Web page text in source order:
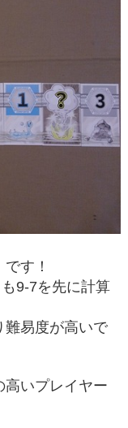
す！
9-7を先に計算
難易度が高いで
高いプレイヤー